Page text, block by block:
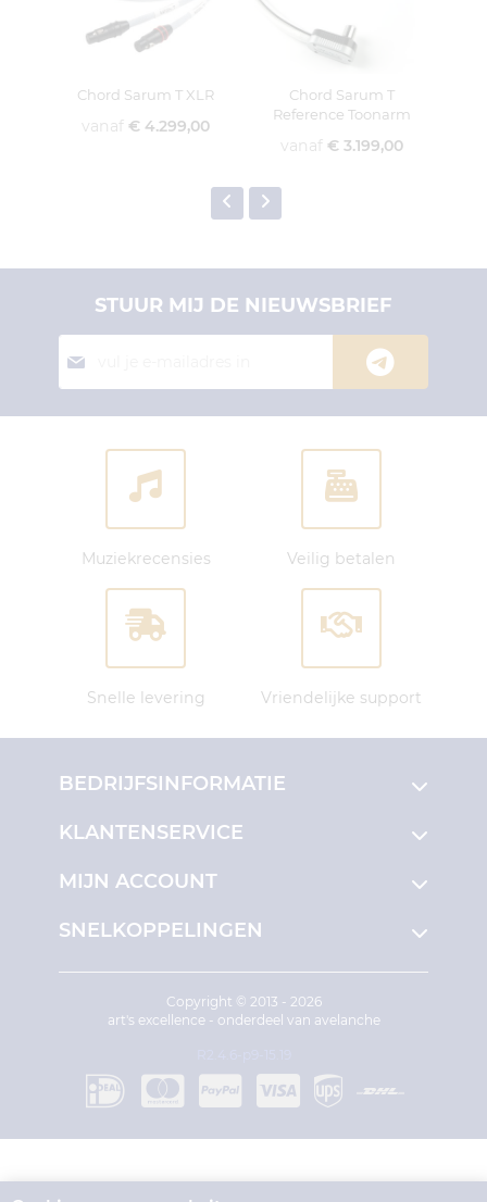
Chord Sarum T XLR
vanaf € 4.299,00
Chord Sarum T
Reference Toonarm
vanaf € 3.199,00
STUUR MIJ DE NIEUWSBRIEF
je
op
Muziekrecensies Veilig betalen
Snelle levering Vriendelijke support
BEDRIJFSINFORMATIE
KLANTENSERVICE
MIJN ACCOUNT
SNELKOPPELINGEN
Copyright © 2013 - 2026
art's excellence - onderdeel van avelanche